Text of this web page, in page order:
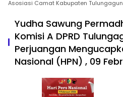
Asosiasi Camat Kabupaten
Yudha Sawung
Komisi A DPRD
Perjuangan
Nasional (HPN) , 09